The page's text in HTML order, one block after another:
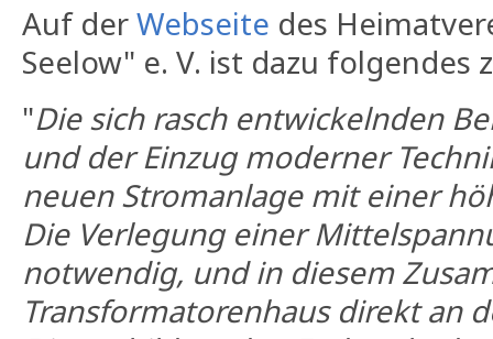
Auf derWebseite des
Seelow" e. V. ist dazu folgendes
"Die sich rasch entwickelnden
und der Einzug moderner
neuen Stromanlage mit einer
Die Verlegung einer
notwendig, und in diesem
Transformatorenhaus direkt an